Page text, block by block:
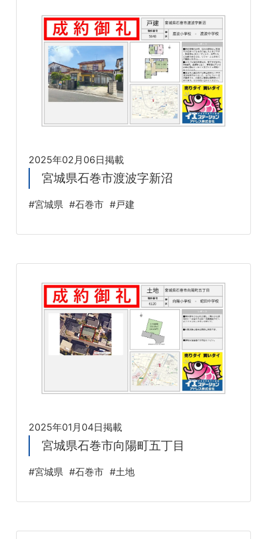
2025年02月06日掲載
宮城県石巻市渡波字新沼
#宮城県 #石巻市 #戸建
2025年01月04日掲載
宮城県石巻市向陽町五丁目
#宮城県 #石巻市 #土地